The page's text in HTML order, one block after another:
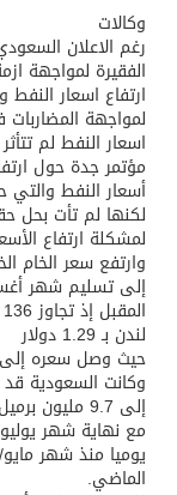
كسوة الكعبة
وكالات
رغم الاعلان
الفقيرة لمواجهة
ارتفاع اسعار
لمواجهة المضاربات
اسعار النفط لم
مؤتمر جدة حول
أسعار النفط والتي
لكنها لم تأت بحل
لمشكلة ارتفاع
إلى تسليم شهر
لندن بـ 1.29 دولار
حيث وصل سعره إلى 136.15 دولار للبرميل الواحد.
وكانت السعودية
إلى 9.7 مليون برميل يوميا
يوميا منذ شهر مايو/
الماضي.